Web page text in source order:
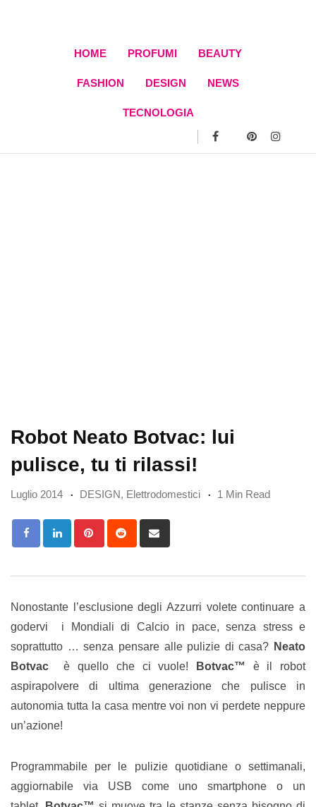
HOME PROFUMI BEAUTY
FASHION DESIGN NEWS
TECNOLOGIA
Robot Neato Botvac: lui
pulisce, tu ti rilassi!
Luglio 2014 DESIGN, Elettrodomestici 1 Min Read
PinterestReddit
via
Nonostante l’esclusione degli Azzurri volete continuare a
godervi i Mondiali di Calcio in pace, senza stress e
soprattutto … senza pensare alle pulizie di casa? Neato
Botvac è quello che ci vuole! Botvac™ è
il robot
aspirapolvere di ultima generazione che pulisce in
autonomia tutta la casa mentre voi non vi perdete neppure
un’azione!
Programmabile per le pulizie quotidiane o settimanali,
aggiornabile via USB come uno smartphone o un